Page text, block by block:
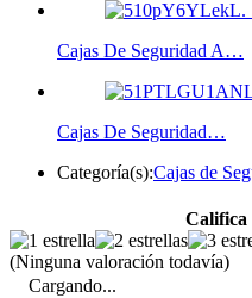
Cajas De Seguridad A…
Cajas De Seguridad…
Categoría(s):Cajas de
Califica
(Ninguna valoración todavía)
Cargando...